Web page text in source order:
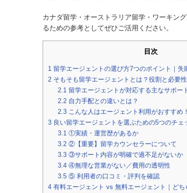
カナダ留学・オーストラリア留学・ワーキン
るための参考としてぜひご活用ください。
目次
1 留学エージェントの選び方7つのポイント｜失
2 そもそも留学エージェントとは？役割と必要
2.1留学エージェントが対応する主なサポー
2.2自力手配との違いとは？
2.3こんな人はエージェント利用がおすすめ！
3 良い留学エージェントを選ぶための5つのチェ
3.1①実績・運営歴があるか
3.2②【重要】留学カウンセラーについて
3.3③サポート内容が明確で過不足がないか
3.4④無理な営業がない／費用の透明性
3.5⑤ 利用者の口コミ・評判を確認
4 有料エージェント vs 無料エージェント｜どち